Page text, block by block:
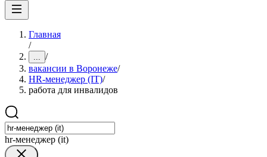
Главная
/
... /
вакансии в Воронеже/
HR-менеджер (IT)/
работа для инвалидов
hr-менеджер (it)